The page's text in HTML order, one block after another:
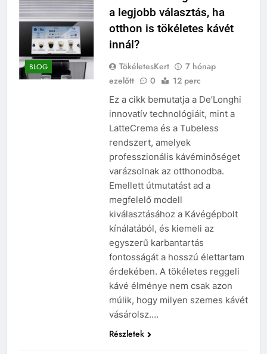
BLOG
a legjobb választás, ha
otthon is tökéletes kávét
innál?
TökéletesKert
7 hónap
ezelőtt
0 12 perc
Ez a cikk bemutatja a De’Longhi
innovatív technológiáit, mint a
LatteCrema és a Tubeless
rendszert, amelyek
professzionális kávéminőséget
varázsolnak az otthonodba.
Emellett útmutatást ad a
megfelelő modell
kiválasztásához a Kávégépbolt
kínálatából, és kiemeli az
egyszerű karbantartás
fontosságát a hosszú élettartam
érdekében. A tökéletes reggeli
kávé élménye nem csak azon
múlik, hogy milyen szemes kávét
vásárolsz….
Részletek